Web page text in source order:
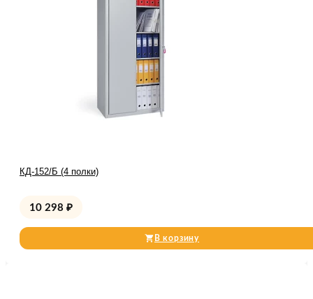
КД-152/Б (4 полки)
10 298 ₽
В корзину